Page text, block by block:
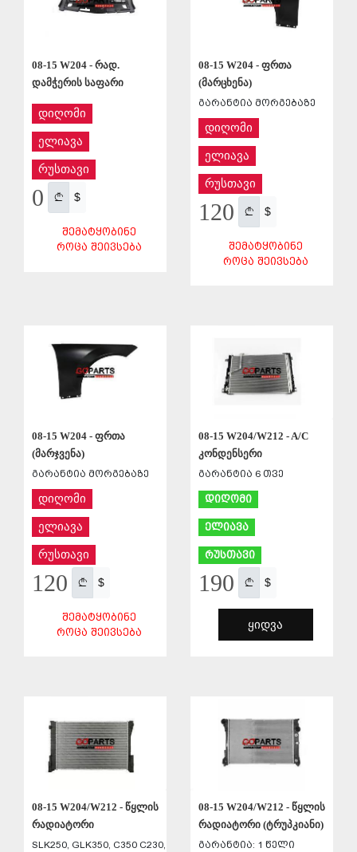
08-15 W204 - რად.
დამჭერის საფარი
დიღომი
ელიავა
რუსთავი
0 $
ᲨᲔᲛᲐᲢᲧᲝᲑᲘᲜᲔ
ᲠᲝᲪᲐ ᲨᲔᲘᲕᲡᲔᲑᲐ
08-15 W204 - ფრთა
(მარცხენა)
გარანტია მორგებაზე
დიღომი
ელიავა
რუსთავი
120 $
ᲨᲔᲛᲐᲢᲧᲝᲑᲘᲜᲔ
ᲠᲝᲪᲐ ᲨᲔᲘᲕᲡᲔᲑᲐ
08-15 W204 - ფრთა
(მარჯვენა)
გარანტია მორგებაზე
დიღომი
ელიავა
რუსთავი
120 $
ᲨᲔᲛᲐᲢᲧᲝᲑᲘᲜᲔ
ᲠᲝᲪᲐ ᲨᲔᲘᲕᲡᲔᲑᲐ
08-15 W204/W212 - A/C
კონდენსერი
გარანტია 6 თვე
დიღომი
ელიავა
რუსთავი
190 $
ᲧᲘᲓᲕᲐ
08-15 W204/W212 - წყლის
რადიატორი
SLK250, GLK350, C350 C230,
08-15 W204/W212 - წყლის
რადიატორი (ტრუპკიანი)
გარანტია: 1 წელი